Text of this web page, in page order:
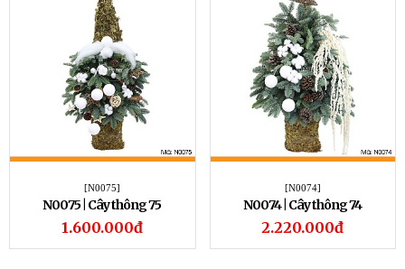
[N0075]
N0075 | Cây thông 75
1.600.000đ
[N0074]
N0074 | Cây thông 74
2.220.000đ